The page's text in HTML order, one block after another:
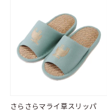
さらさらマライ草スリッパ